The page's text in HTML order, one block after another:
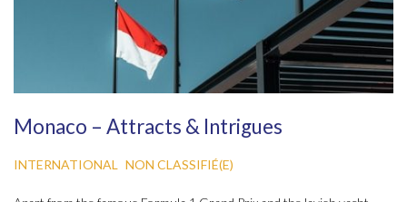
Monaco – Attracts & Intrigues
INTERNATIONAL NON CLASSIFIÉ(E)